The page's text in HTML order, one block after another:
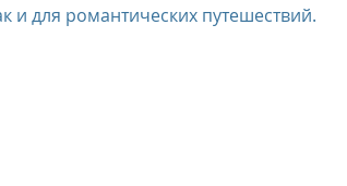
и для романтических путешествий.